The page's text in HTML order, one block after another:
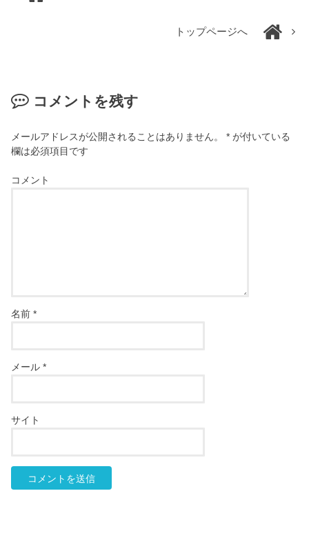
トップページへ
コメントを残す
メールアドレスが公開されることはありません。 * が付いている
欄は必須項目です
コメント
名前*
メール*
サイト